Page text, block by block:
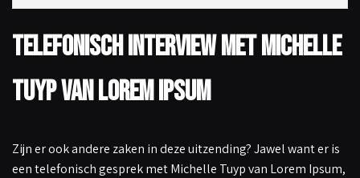
Telefonisch interview met Michelle
Tuyp van Lorem Ipsum
Zijn er ook andere zaken in deze uitzending? Jawel want er is
een telefonisch gesprek met Michelle Tuyp van Lorem Ipsum,